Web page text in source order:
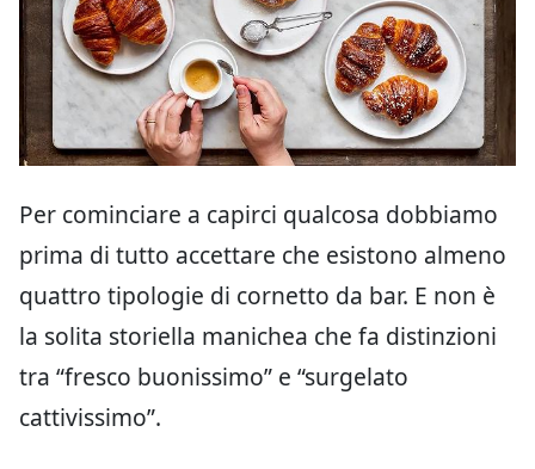
Per cominciare a capirci qualcosa dobbiamo
prima di tutto accettare che esistono almeno
quattro tipologie di cornetto da bar. E non è
la solita storiella manichea che fa distinzioni
tra “fresco buonissimo” e “surgelato
cattivissimo”.